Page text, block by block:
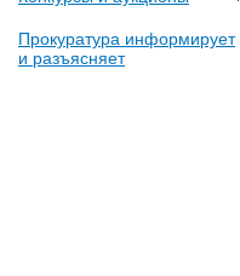
Прокуратура информирует
и разъясняет